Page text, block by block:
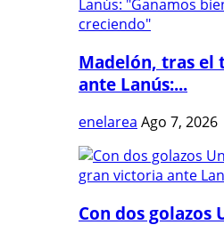
Madelón, tras el
ante Lanús:...
enelarea Ago 7, 2026
Con dos golazos